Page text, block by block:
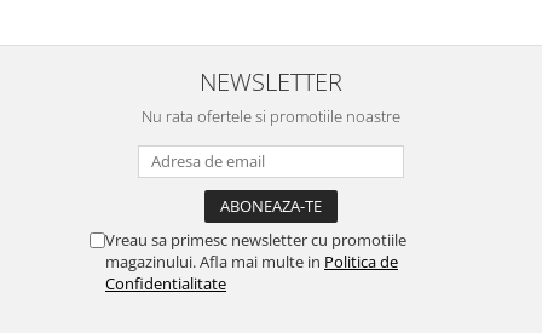
NEWSLETTER
Nu rata ofertele si promotiile noastre
Vreau sa primesc newsletter cu promotiile
magazinului. Afla mai multe in Politica de
Confidentialitate